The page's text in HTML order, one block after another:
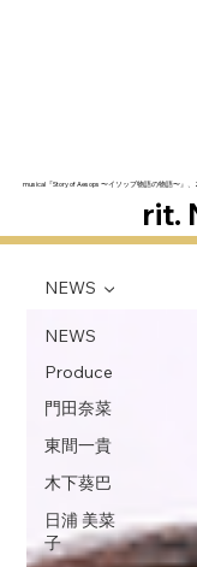
musical『Story of Aesops 〜イソップ物語の物語〜』
rit.
NEWS
Produce
門田奈菜
東間一貴
木下葵巴
日浦 美菜
子
NEWS